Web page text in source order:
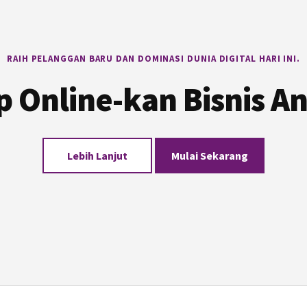
RAIH PELANGGAN BARU DAN DOMINASI DUNIA DIGITAL HARI INI.
Online-kan Bisnis
Lebih Lanjut Mulai Sekarang